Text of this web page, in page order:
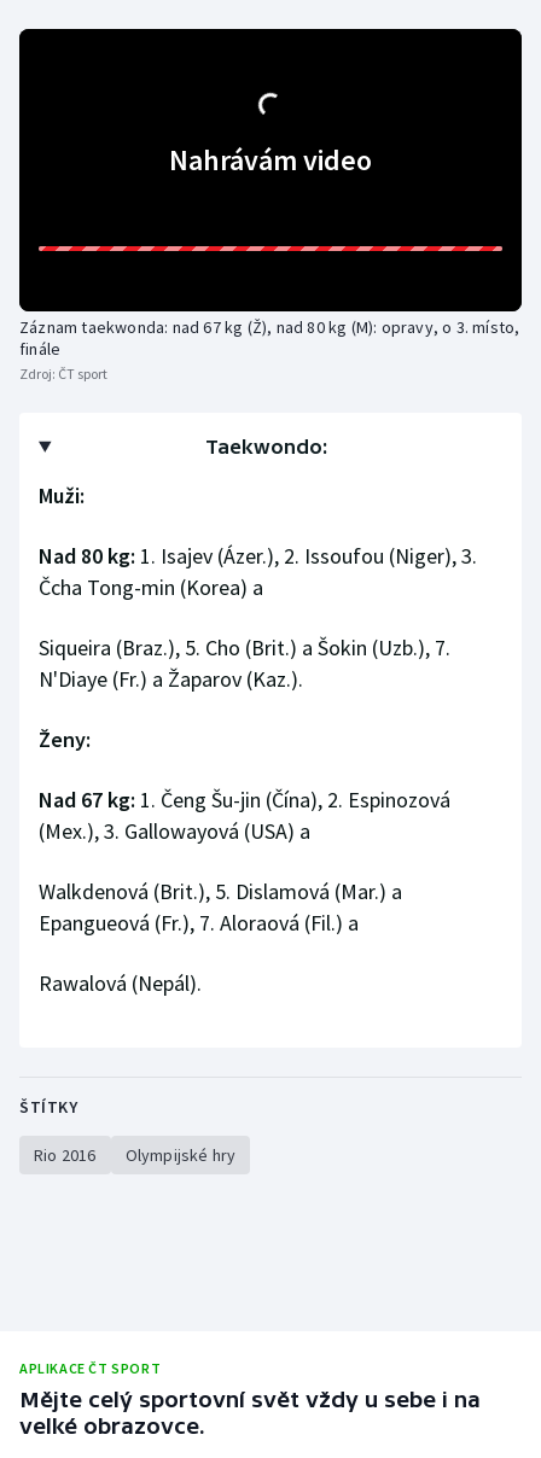
Parasport
Plavání
Plážový volejbal
Rychlobruslení
Short track
Sportovní střelba
Veslování
Vodní slalom
Nahrávám video
Záznam taekwonda: nad 67 kg (Ž), nad 80 kg (M): opravy, o 3. místo,
finále
Zdroj: ČT sport
Taekwondo:
Muži:
Nad 80 kg: 1. Isajev (Ázer.), 2. Issoufou (Niger), 3.
Čcha Tong-min (Korea) a
Siqueira (Braz.), 5. Cho (Brit.) a Šokin (Uzb.), 7.
N'Diaye (Fr.) a Žaparov (Kaz.).
Ženy:
Nad 67 kg: 1. Čeng Šu-jin (Čína), 2. Espinozová
(Mex.), 3. Gallowayová (USA) a
Walkdenová (Brit.), 5. Dislamová (Mar.) a
Epangueová (Fr.), 7. Aloraová (Fil.) a
Rawalová (Nepál).
ŠTÍTKY
Rio 2016 Olympijské hry
APLIKACE ČT SPORT
Mějte celý sportovní svět vždy u sebe i na
velké obrazovce.